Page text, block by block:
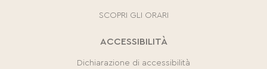
SCOPRI GLI ORARI
ACCESSIBILITÀ
Dichiarazione di accessibilità